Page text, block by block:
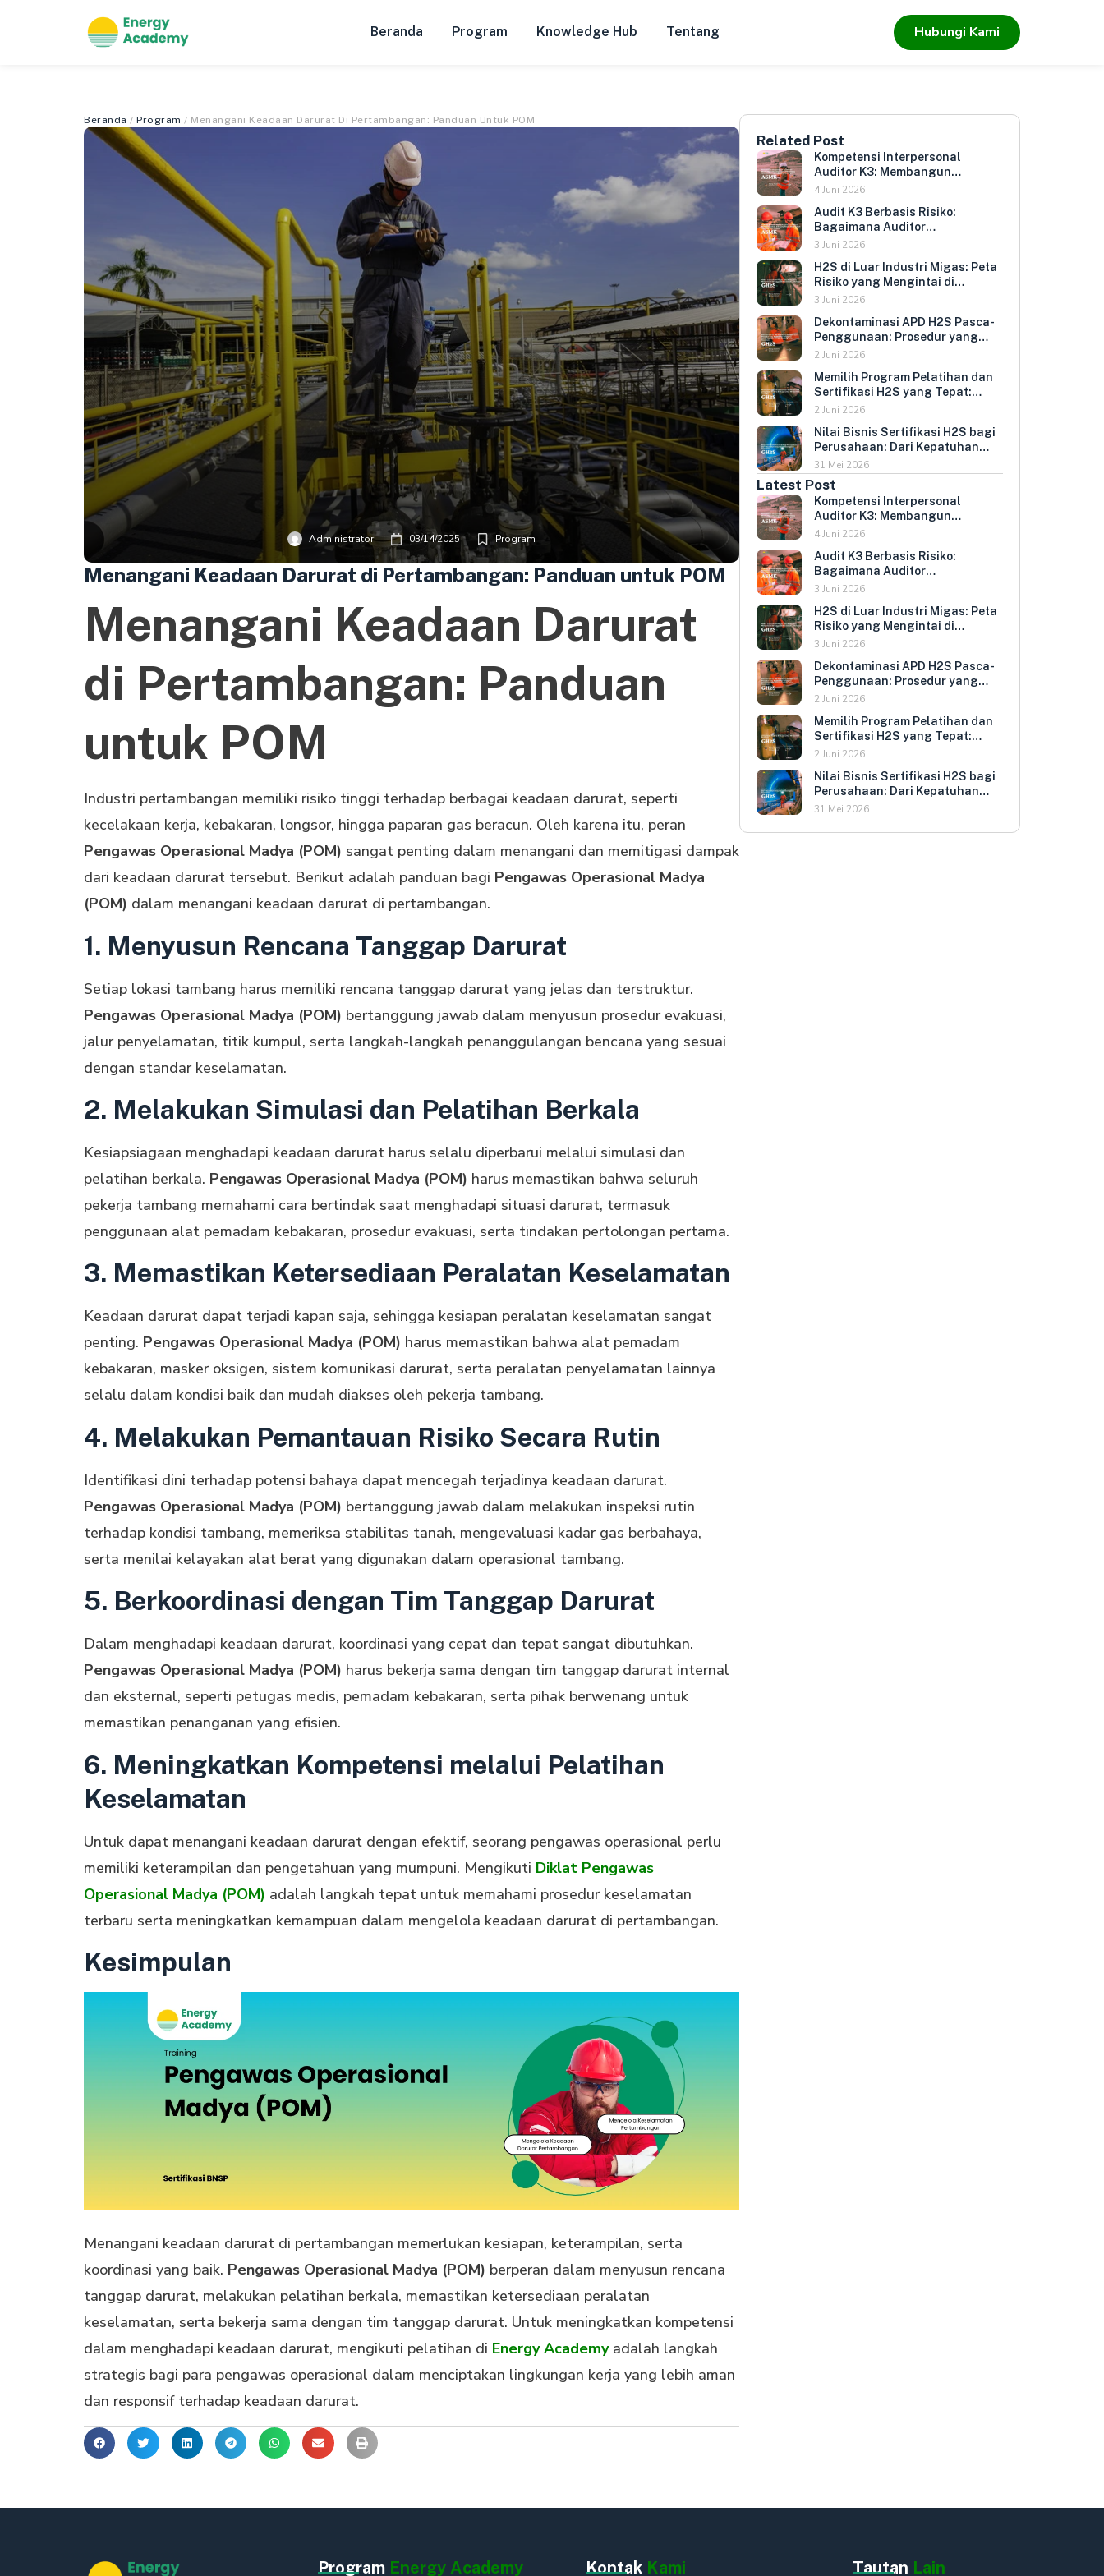
Beranda Program Knowledge Hub Tentang Hubungi Kami
Beranda / Program / Menangani Keadaan Darurat Di Pertambangan: Panduan Untuk POM
Administrator 03/14/2025 Program
Menangani Keadaan Darurat di Pertambangan: Panduan untuk POM
Menangani Keadaan Darurat
di Pertambangan: Panduan
untuk POM
Industri pertambangan memiliki risiko tinggi terhadap berbagai keadaan darurat, seperti
kecelakaan kerja, kebakaran, longsor, hingga paparan gas beracun. Oleh karena itu, peran
Pengawas Operasional Madya (POM) sangat penting dalam menangani dan memitigasi dampak
dari keadaan darurat tersebut. Berikut adalah panduan bagi Pengawas Operasional Madya
(POM) dalam menangani keadaan darurat di pertambangan.
1. Menyusun Rencana Tanggap Darurat
Setiap lokasi tambang harus memiliki rencana tanggap darurat yang jelas dan terstruktur.
Pengawas Operasional Madya (POM) bertanggung jawab dalam menyusun prosedur evakuasi,
jalur penyelamatan, titik kumpul, serta langkah-langkah penanggulangan bencana yang sesuai
dengan standar keselamatan.
2. Melakukan Simulasi dan Pelatihan Berkala
Kesiapsiagaan menghadapi keadaan darurat harus selalu diperbarui melalui simulasi dan
pelatihan berkala. Pengawas Operasional Madya (POM) harus memastikan bahwa seluruh
pekerja tambang memahami cara bertindak saat menghadapi situasi darurat, termasuk
penggunaan alat pemadam kebakaran, prosedur evakuasi, serta tindakan pertolongan pertama.
3. Memastikan Ketersediaan Peralatan Keselamatan
Keadaan darurat dapat terjadi kapan saja, sehingga kesiapan peralatan keselamatan sangat
penting. Pengawas Operasional Madya (POM) harus memastikan bahwa alat pemadam
kebakaran, masker oksigen, sistem komunikasi darurat, serta peralatan penyelamatan lainnya
selalu dalam kondisi baik dan mudah diakses oleh pekerja tambang.
4. Melakukan Pemantauan Risiko Secara Rutin
Identifikasi dini terhadap potensi bahaya dapat mencegah terjadinya keadaan darurat.
Pengawas Operasional Madya (POM) bertanggung jawab dalam melakukan inspeksi rutin
terhadap kondisi tambang, memeriksa stabilitas tanah, mengevaluasi kadar gas berbahaya,
serta menilai kelayakan alat berat yang digunakan dalam operasional tambang.
5. Berkoordinasi dengan Tim Tanggap Darurat
Dalam menghadapi keadaan darurat, koordinasi yang cepat dan tepat sangat dibutuhkan.
Pengawas Operasional Madya (POM) harus bekerja sama dengan tim tanggap darurat internal
dan eksternal, seperti petugas medis, pemadam kebakaran, serta pihak berwenang untuk
memastikan penanganan yang efisien.
6. Meningkatkan Kompetensi melalui Pelatihan
Keselamatan
Untuk dapat menangani keadaan darurat dengan efektif, seorang pengawas operasional perlu
memiliki keterampilan dan pengetahuan yang mumpuni. Mengikuti Diklat Pengawas
Operasional Madya (POM) adalah langkah tepat untuk memahami prosedur keselamatan
terbaru serta meningkatkan kemampuan dalam mengelola keadaan darurat di pertambangan.
Kesimpulan
Menangani keadaan darurat di pertambangan memerlukan kesiapan, keterampilan, serta
koordinasi yang baik. Pengawas Operasional Madya (POM) berperan dalam menyusun rencana
tanggap darurat, melakukan pelatihan berkala, memastikan ketersediaan peralatan
keselamatan, serta bekerja sama dengan tim tanggap darurat. Untuk meningkatkan kompetensi
dalam menghadapi keadaan darurat, mengikuti pelatihan di Energy Academyadalah langkah
strategis bagi para pengawas operasional dalam menciptakan lingkungan kerja yang lebih aman
dan responsif terhadap keadaan darurat.
Related Post
Kompetensi Interpersonal
Auditor K3: Membangun
Hubungan yang Mendorong
Sukarela
4 Juni 2026
Audit K3 Berbasis Risiko:
Bagaimana Auditor
Memprioritaskan Area yang
Perusahaan
3 Juni 2026
H2S di Luar Industri Migas: Peta
Risiko yang Mengintai di
Berbagai Sektor Industri
3 Juni 2026
Dekontaminasi APD H2S Pasca-
Penggunaan: Prosedur yang
Melindungi Pengguna
Umur Peralatan
2 Juni 2026
Memilih Program Pelatihan dan
Sertifikasi H2S yang Tepat:
Kriteria Evaluasi untuk HR dan
2 Juni 2026
Nilai Bisnis Sertifikasi H2S bagi
Perusahaan: Dari Kepatuhan
Regulasi ke Keunggulan
Kompetitif
31 Mei 2026
Latest Post
Kompetensi Interpersonal
Auditor K3: Membangun
Hubungan yang Mendorong
Sukarela
4 Juni 2026
Audit K3 Berbasis Risiko:
Bagaimana Auditor
Memprioritaskan Area yang
Perusahaan
3 Juni 2026
H2S di Luar Industri Migas: Peta
Risiko yang Mengintai di
Berbagai Sektor Industri
3 Juni 2026
Dekontaminasi APD H2S Pasca-
Penggunaan: Prosedur yang
Melindungi Pengguna
Umur Peralatan
2 Juni 2026
Memilih Program Pelatihan dan
Sertifikasi H2S yang Tepat:
Kriteria Evaluasi untuk HR dan
2 Juni 2026
Nilai Bisnis Sertifikasi H2S bagi
Perusahaan: Dari Kepatuhan
Regulasi ke Keunggulan
31 Mei 2026
Program Energy Academy Kontak Kami Tautan Lain